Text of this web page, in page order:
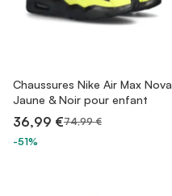
Chaussures Nike Air Max Nova
Jaune & Noir pour enfant
36,99 €74,99 €
-51%